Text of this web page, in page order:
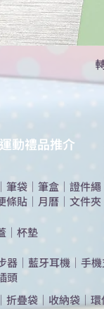
運動禮品推介
｜ 筆袋 ｜ 筆盒 ｜ 證件繩
條貼 ｜ 月曆 ｜ 文件夾
｜ 杯墊
器 ｜ 藍牙耳機 ｜ 手
頭
｜ 折疊袋 ｜ 收納袋 ｜ 環